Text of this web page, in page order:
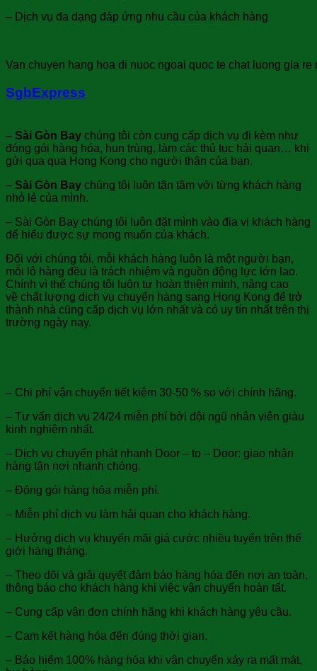
– Dịch vụ đa dạng đáp ứng nhu cầu của khách hàng
Van chuyen hang hoa di nuoc ngoai quoc te chat luong gia
SgbExpress
– Sài Gòn Bay chúng tôi còn cung cấp dịch vụ đi kèm như
đóng gói hàng hóa, hun trùng, làm các thủ tục hải quan… khi
gửi qua qua Hong Kong cho người thân của bạn.
– Sài Gòn Bay chúng tôi luôn tận tâm với từng khách hàng
nhỏ lẻ của mình.
– Sài Gòn Bay chúng tôi luôn đặt mình vào địa vị khách hàng
để hiểu được sự mong muốn của khách.
Đối với chúng tôi, mỗi khách hàng luôn là một người bạn,
mỗi lô hàng đều là trách nhiệm và nguồn động lực lớn lao.
Chính vì thế chúng tôi luôn tự hoàn thiện mình, nâng cao
về chất lượng dịch vụ chuyển hàng sang Hong Kong để trở
thành nhà cũng cấp dịch vụ lớn nhất và có uy tín nhất trên thị
trường ngày nay.
– Chi phí vận chuyển tiết kiệm 30-50 % so với chính hãng.
– Tư vấn dịch vụ 24/24 miễn phí bởi đội ngũ nhân viên giàu
kinh nghiệm nhất.
– Dịch vụ chuyển phát nhanh Door – to – Door: giao nhận
hàng tận nơi nhanh chóng.
– Đóng gói hàng hóa miễn phí.
– Miễn phí dịch vụ làm hải quan cho khách hàng.
– Hưởng dịch vụ khuyến mãi giá cước nhiều tuyến trên thế
giới hàng tháng.
– Theo dõi và giải quyết đảm bảo hàng hóa đến nơi an toàn,
thông báo cho khách hàng khi việc vận chuyển hoàn tất.
– Cung cấp vận đơn chính hãng khi khách hàng yêu cầu.
– Cam kết hàng hóa đến đúng thời gian.
– Bảo hiểm 100% hàng hóa khi vận chuyển xảy ra mất mát,